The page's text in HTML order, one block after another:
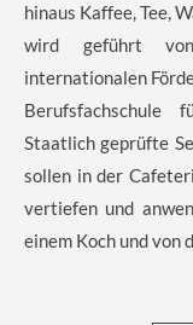
hinaus Kaffee, Tee,
wird geführt
internationalen
Staatlich geprüfte
sollen in der
vertiefen und
einem Koch und von